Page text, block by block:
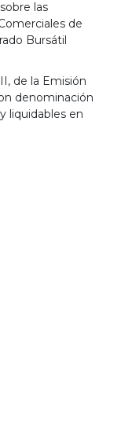
las
de
Bursátil
de la Emisión
denominación
liquidables en